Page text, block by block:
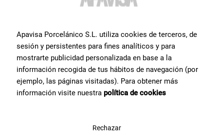
bei allem, was Sie für Ihr Projekt benötigen.
Kontaktieren Sie uns
Apavisa Porcelánico S.L. utiliza cookies de terceros, de
sesión y persistentes para fines analíticos y para
mostrarte publicidad personalizada en base a la
información recogida de tus hábitos de navegación (por
ejemplo, las páginas visitadas). Para obtener más
información visite nuestra política de cookies
Rechazar